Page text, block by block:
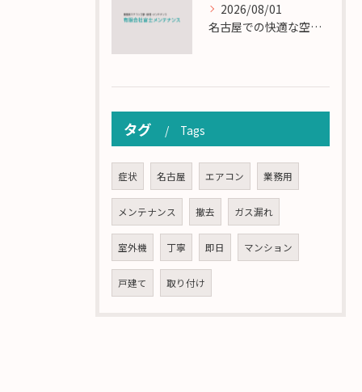
2026/08/01
名古屋での快適な空調を実現するエアコンサービスの技術
タグ Tags
症状 名古屋 エアコン 業務用
メンテナンス 撤去 ガス漏れ
室外機 丁寧 即日 マンション
戸建て 取り付け